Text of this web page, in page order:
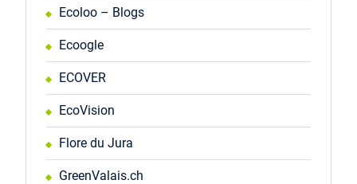
Ecoloo – Blogs
Ecoogle
ECOVER
EcoVision
Flore du Jura
GreenValais.ch